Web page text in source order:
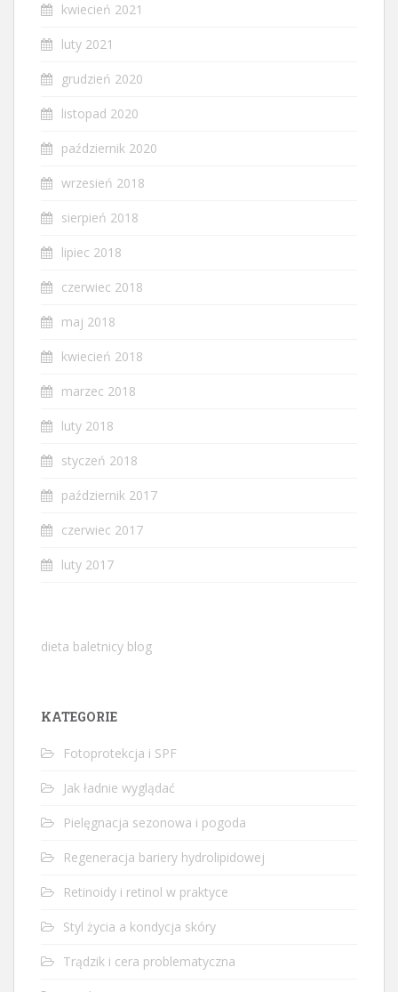
kwiecień 2021
luty 2021
grudzień 2020
listopad 2020
październik 2020
wrzesień 2018
sierpień 2018
lipiec 2018
czerwiec 2018
maj 2018
kwiecień 2018
marzec 2018
luty 2018
styczeń 2018
październik 2017
czerwiec 2017
luty 2017
dieta baletnicy blog
KATEGORIE
Fotoprotekcja i SPF
Jak ładnie wyglądać
Pielęgnacja sezonowa i pogoda
Regeneracja bariery hydrolipidowej
Retinoidy i retinol w praktyce
Styl życia a kondycja skóry
Trądzik i cera problematyczna